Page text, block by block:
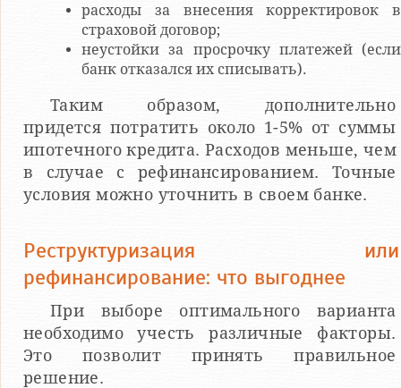
расходы за внесения корректировок в
страховой договор;
неустойки за просрочку платежей (если
банк отказался их списывать).
Таким образом, дополнительно
придется потратить около 1-5% от суммы
ипотечного кредита. Расходов меньше, чем
в случае с рефинансированием. Точные
условия можно уточнить в своем банке.
Реструктуризация или
рефинансирование: что выгоднее
При выборе оптимального варианта
необходимо учесть различные факторы.
Это позволит принять правильное
решение.